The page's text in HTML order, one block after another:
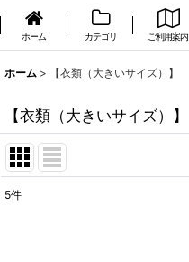
ホーム カテゴリ ご利用案内
ホーム > 【衣類（大きいサイズ）】
【衣類（大きいサイズ）】
5件